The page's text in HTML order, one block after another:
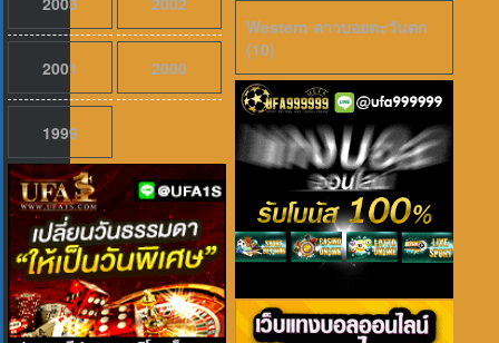
2001 2000
1999
เสียงไทย
Evil Dead Burn (2026) ผีอมตะแผดเผา
Western คาวบอยตะวันตก
(10)